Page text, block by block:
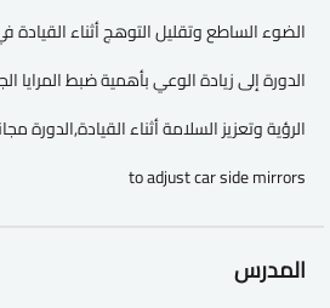
الضوء الساطع وتقليل التوهج أثناء
الدورة إلى زيادة الوعي بأهمية ضبط المرايا
to adjust car side mirrors
المدرس